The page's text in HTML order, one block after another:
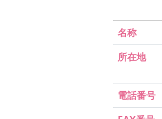
名称
所在地
電話番号